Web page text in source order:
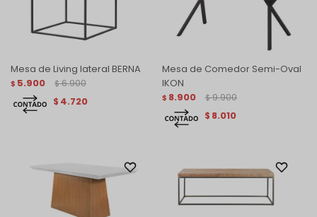
Mesa de Living lateral BERNA
$ 5.900 $ 6.900
$ 4.720
Mesa de Comedor Semi-Oval
IKON
$ 8.900 $ 9.900
$ 8.010